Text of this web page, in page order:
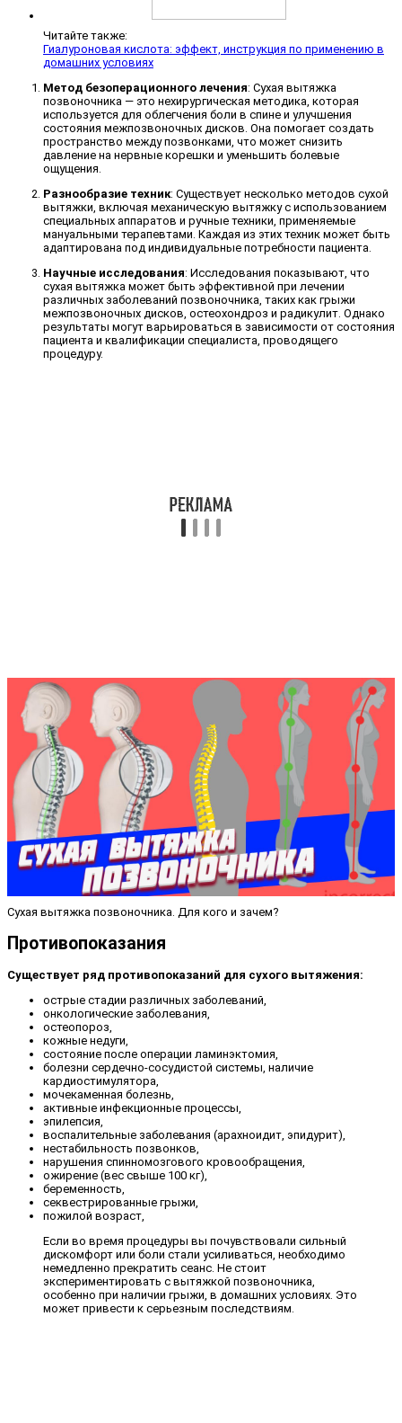
Читайте также:
Гиалуроновая кислота: эффект, инструкция по применению в
домашних условиях
Метод безоперационного лечения: Сухая вытяжка
позвоночника — это нехирургическая методика, которая
используется для облегчения боли в спине и улучшения
состояния межпозвоночных дисков. Она помогает создать
пространство между позвонками, что может снизить
давление на нервные корешки и уменьшить болевые
ощущения.
Разнообразие техник: Существует несколько методов сухой
вытяжки, включая механическую вытяжку с использованием
специальных аппаратов и ручные техники, применяемые
мануальными терапевтами. Каждая из этих техник может быть
адаптирована под индивидуальные потребности пациента.
Научные исследования: Исследования показывают, что
сухая вытяжка может быть эффективной при лечении
различных заболеваний позвоночника, таких как грыжи
межпозвоночных дисков, остеохондроз и радикулит. Однако
результаты могут варьироваться в зависимости от состояния
пациента и квалификации специалиста, проводящего
процедуру.
Сухая вытяжка позвоночника. Для кого и зачем?
Противопоказания
Существует ряд противопоказаний для сухого вытяжения:
острые стадии различных заболеваний,
онкологические заболевания,
остеопороз,
кожные недуги,
состояние после операции ламинэктомия,
болезни сердечно-сосудистой системы, наличие
кардиостимулятора,
мочекаменная болезнь,
активные инфекционные процессы,
эпилепсия,
воспалительные заболевания (арахноидит, эпидурит),
нестабильность позвонков,
нарушения спинномозгового кровообращения,
ожирение (вес свыше 100 кг),
беременность,
секвестрированные грыжи,
пожилой возраст,
Если во время процедуры вы почувствовали сильный
дискомфорт или боли стали усиливаться, необходимо
немедленно прекратить сеанс. Не стоит
экспериментировать с вытяжкой позвоночника,
особенно при наличии грыжи, в домашних условиях. Это
может привести к серьезным последствиям.